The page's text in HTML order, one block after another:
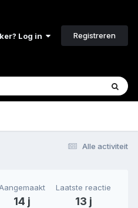
Log in Registreren
Alle activiteit
Aangemaakt
14 j
Laatste reactie
13 j